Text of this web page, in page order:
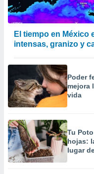
El tiempo en México
intensas, granizo y
Poder
mejora
vida
Tu
hojas:
lugar